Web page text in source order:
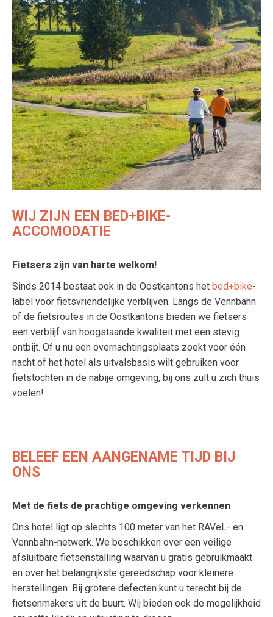
WIJ ZIJN EEN BED+BIKE-
ACCOMODATIE
Fietsers zijn van harte welkom!
Sinds 2014 bestaat ook in de Oostkantons het bed+bike-
label voor fietsvriendelijke verblijven. Langs de Vennbahn
of de fietsroutes in de Oostkantons bieden we fietsers
een verblijf van hoogstaande kwaliteit met een stevig
ontbijt. Of u nu een overnachtingsplaats zoekt voor één
nacht of het hotel als uitvalsbasis wilt gebruiken voor
fietstochten in de nabije omgeving, bij ons zult u zich thuis
voelen!
BELEEF EEN AANGENAME TIJD BIJ
ONS
Met de fiets de prachtige omgeving verkennen
Ons hotel ligt op slechts 100 meter van het RAVeL- en
Vennbahn-netwerk. We beschikken over een veilige
afsluitbare fietsenstalling waarvan u gratis gebruikmaakt
en over het belangrijkste gereedschap voor kleinere
herstellingen. Bij grotere defecten kunt u terecht bij de
fietsenmakers uit de buurt. Wij bieden ook de mogelijkheid